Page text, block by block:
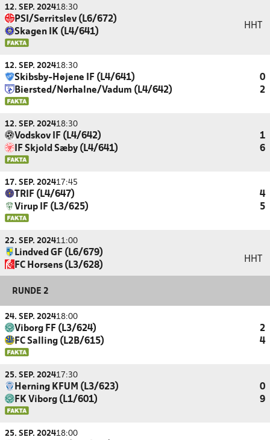
12. SEP. 202418:30
PSI/Serritslev (L6/672)
Skagen IK (L4/641)
HHT
12. SEP. 202418:30
Skibsby-Højene IF (L4/641)
0
Biersted/Nørhalne/Vadum (L4/642)
2
12. SEP. 202418:30
Vodskov IF (L4/642)
1
IF Skjold Sæby (L4/641)
6
17. SEP. 202417:45
TRIF (L4/647)
4
Virup IF (L3/625)
5
22. SEP. 202411:00
Lindved GF (L6/679)
FC Horsens (L3/628)
HHT
RUNDE 2
24. SEP. 202418:00
Viborg FF (L3/624)
2
FC Salling (L2B/615)
4
25. SEP. 202417:30
Herning KFUM (L3/623)
0
FK Viborg (L1/601)
9
25. SEP. 202418:00